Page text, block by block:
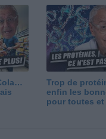
Trop de
enfin les
pour toutes